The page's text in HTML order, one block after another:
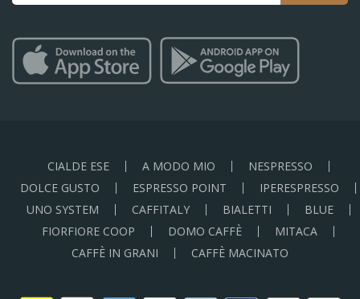
CIALDE ESE A MODO MIO
NESPRESSO
DOLCE GUSTO
ESPRESSO POINT
IPERESPRESSO
UNO SYSTEM
CAFFITALY BIALETTI
BLUE
FIORFIORE COOP
DOMO CAFFÈ
MITACA
CAFFÈ IN GRANI
CAFFÈ MACINATO